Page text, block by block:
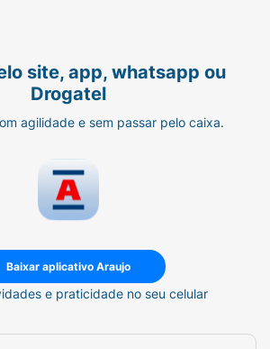
site, app, whatsapp ou
Drogatel
agilidade e sem passar pelo caixa.
Baixar aplicativo Araujo
e praticidade no seu celular